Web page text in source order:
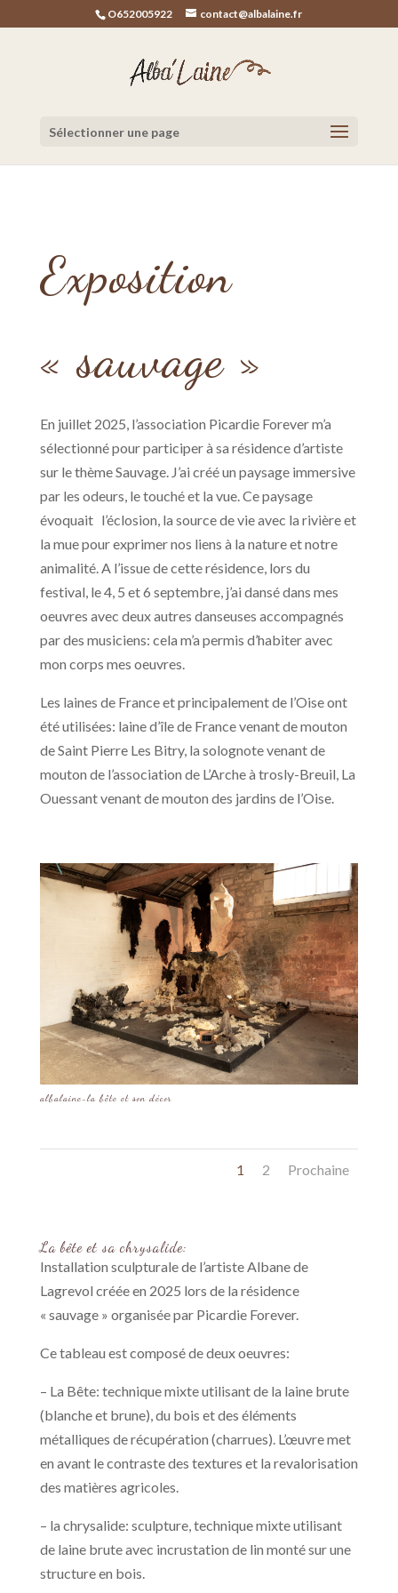
O652005922 contact@albalaine.fr
Sélectionner une page
Exposition
« sauvage »
En juillet 2025, l’association Picardie Forever m’a
sélectionné pour participer à sa résidence d’artiste
sur le thème Sauvage. J’ai créé un paysage immersive
par les odeurs, le touché et la vue. Ce paysage
évoquait l’éclosion, la source de vie avec la rivière et
la mue pour exprimer nos liens à la nature et notre
animalité. A l’issue de cette résidence, lors du
festival, le 4, 5 et 6 septembre, j’ai dansé dans mes
oeuvres avec deux autres danseuses accompagnés
par des musiciens: cela m’a permis d’habiter avec
mon corps mes oeuvres.
Les laines de France et principalement de l’Oise ont
été utilisées: laine d’île de France venant de mouton
de Saint Pierre Les Bitry, la solognote venant de
mouton de l’association de L’Arche à trosly-Breuil, La
Ouessant venant de mouton des jardins de l’Oise.
albalaine-la bête et son décor
1 2 Prochaine
La bête et sa chrysalide:
Installation sculpturale de l’artiste Albane de
Lagrevol créée en 2025 lors de la résidence
« sauvage » organisée par Picardie Forever.
Ce tableau est composé de deux oeuvres:
– La Bête: technique mixte utilisant de la laine brute
(blanche et brune), du bois et des éléments
métalliques de récupération (charrues). L’œuvre met
en avant le contraste des textures et la revalorisation
des matières agricoles.
– la chrysalide: sculpture, technique mixte utilisant
de laine brute avec incrustation de lin monté sur une
structure en bois.